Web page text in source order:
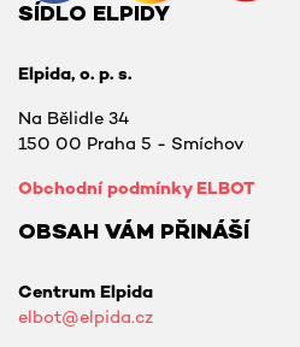
SÍDLO ELPIDY
Elpida, o. p. s.
Na Bělidle 34
150 00 Praha 5 - Smíchov
Obchodní podmínky ELBOT
OBSAH VÁM PŘINÁŠÍ
Centrum Elpida
elbot@elpida.cz